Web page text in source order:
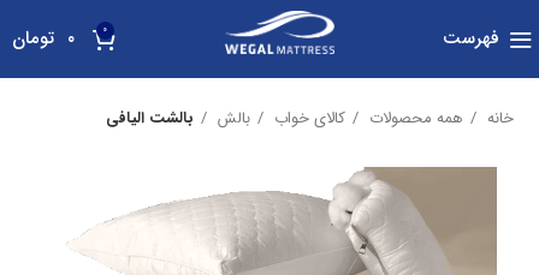
فهرست 0 ۰ تومان
خانه همه محصولات کالای خواب بالش بالشت الیافی